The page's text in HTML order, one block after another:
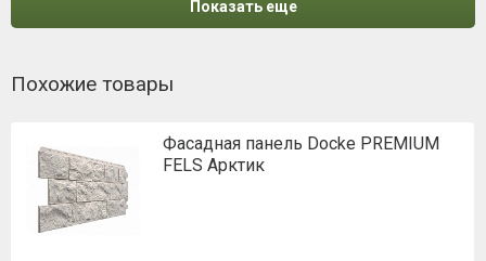
Показать еще
Похожие товары
Фасадная панель Docke PREMIUM
FELS Арктик